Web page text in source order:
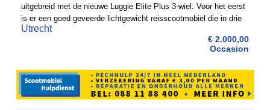
uitgebreid met de nieuwe Luggie Elite Plus 3-wiel. Voor het eerst
is er een goed geveerde lichtgewicht reisscootmobiel die in drie
eenvoudige handelingen is op te vouwen. ...
Utrecht
€ 2.000,00
Occasion